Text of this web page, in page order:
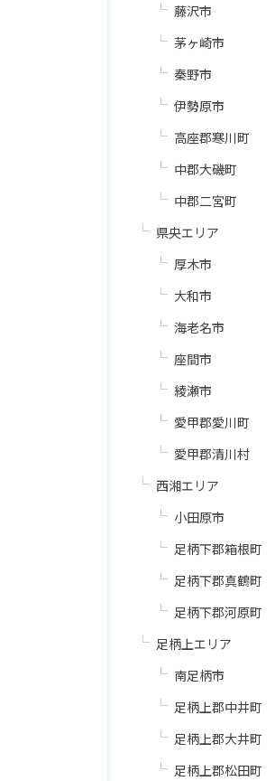
藤沢市
茅ヶ崎市
秦野市
伊勢原市
高座郡寒川町
中郡大磯町
中郡二宮町
県央エリア
厚木市
大和市
海老名市
座間市
綾瀬市
愛甲郡愛川町
愛甲郡清川村
西湘エリア
小田原市
足柄下郡箱根町
足柄下郡真鶴町
足柄下郡河原町
足柄上エリア
南足柄市
足柄上郡中井町
足柄上郡大井町
足柄上郡松田町